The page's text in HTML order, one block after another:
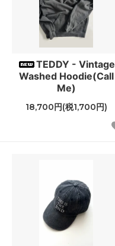
TEDDY - Vintage
Washed Hoodie(Call
Me)
18,700円(税1,700円)